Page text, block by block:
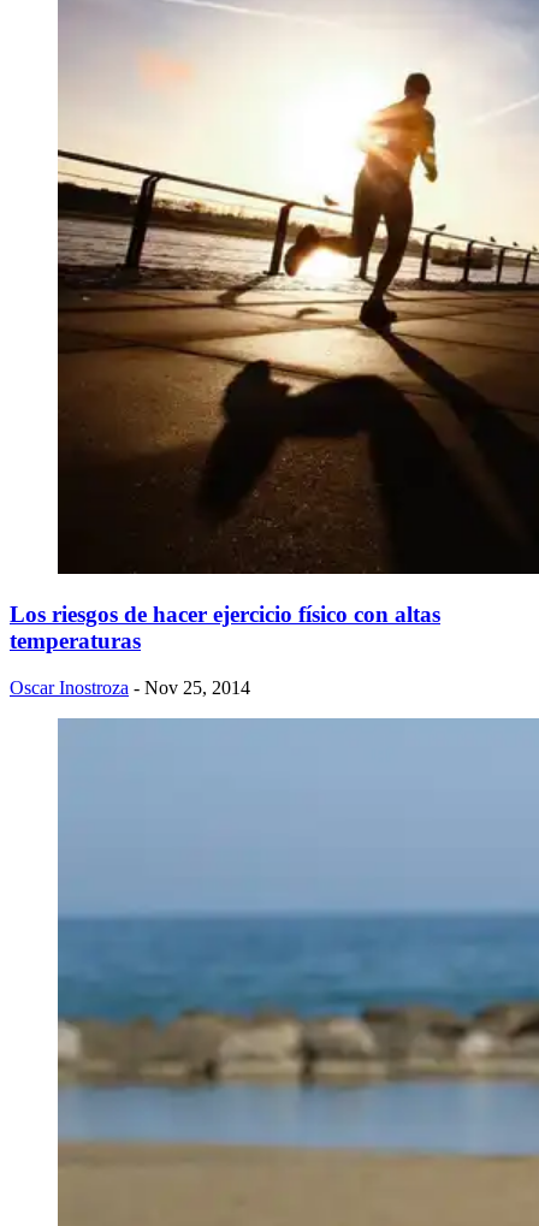
Los riesgos de hacer ejercicio físico con altas
temperaturas
Oscar Inostroza - Nov 25, 2014